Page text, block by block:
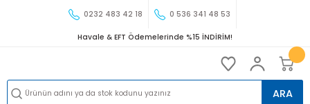
0232 483 42 18 0 536 341 48 53
Havale & EFT Ödemelerinde %15 İNDİRİM!
ARA